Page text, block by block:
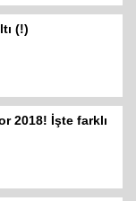
(!)
2018! İşte farklı